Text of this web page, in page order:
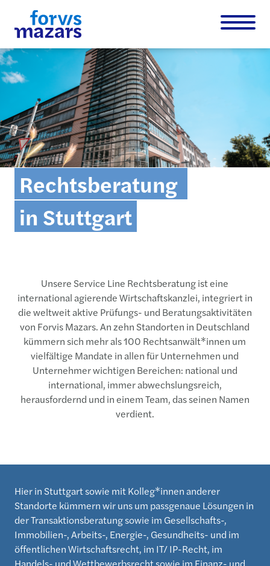
Rechtsberatung
in Stuttgart
Unsere Service Line Rechtsberatung ist eine
international agierende Wirtschaftskanzlei, integriert in
die weltweit aktive Prüfungs- und Beratungsaktivitäten
von Forvis Mazars. An zehn Standorten in Deutschland
kümmern sich mehr als 100 Rechtsanwält*innen um
vielfältige Mandate in allen für Unternehmen und
Unternehmer wichtigen Bereichen: national und
international, immer abwechslungsreich,
herausfordernd und in einem Team, das seinen Namen
verdient.
Hier in Stuttgart sowie mit Kolleg*innen anderer
Standorte kümmern wir uns um passgenaue Lösungen in
der Transaktionsberatung sowie im Gesellschafts-,
Immobilien-, Arbeits-, Energie-, Gesundheits- und im
öffentlichen Wirtschaftsrecht, im IT/ IP-Recht, im